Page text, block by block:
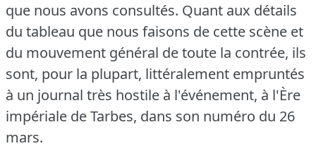
que nous avons consultés. Quant aux détails
du tableau que nous faisons de cette scène et
du mouvement général de toute la contrée, ils
sont, pour la plupart, littéralement empruntés
à un journal très hostile à l'événement, à l'Ère
impériale de Tarbes, dans son numéro du 26
mars.